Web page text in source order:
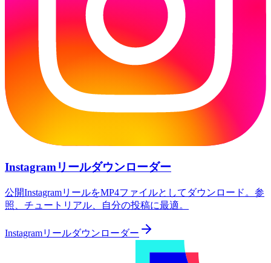
Instagramリールダウンローダー
公開InstagramリールをMP4ファイルとしてダウンロード。参
照、チュートリアル、自分の投稿に最適。
Instagramリールダウンローダー